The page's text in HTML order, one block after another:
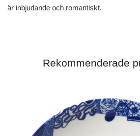
är inbjudande och romantiskt.
Rekommenderade